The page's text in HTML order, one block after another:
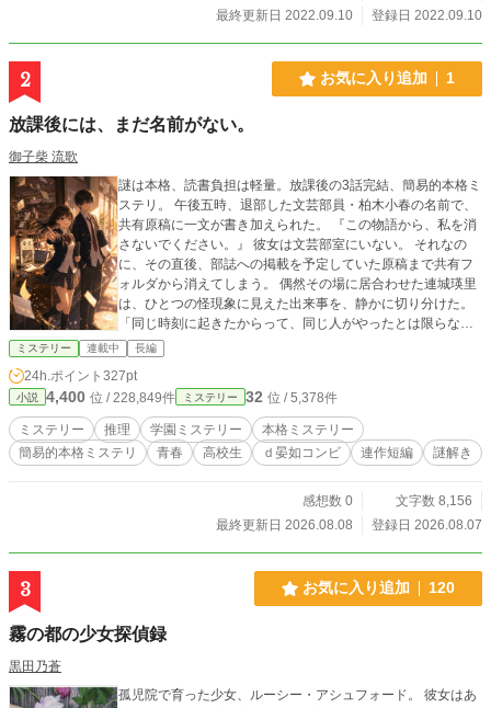
最終更新日 2022.09.10
登録日 2022.09.10
2 お気に入り追加 1
放課後には、まだ名前がない。
御子柴 流歌
謎は本格、読書負担は軽量。放課後の3話完結、簡易的本格ミ
ステリ。 午後五時、退部した文芸部員・柏木小春の名前で、
共有原稿に一文が書き加えられた。 『この物語から、私を消
さないでください。』 彼女は文芸部室にいない。 それなの
に、その直後、部誌への掲載を予定していた原稿まで共有フ
ォルダから消えてしまう。 偶然その場に居合わせた連城瑛里
は、ひとつの怪現象に見えた出来事を、静かに切り分けた。
「同じ時刻に起きたからって、同じ人がやったとは限らない
よ」 明るくからっとしているのに、説明の矛盾は見逃さない
連城瑛里。 人の言葉や感情の揺れを拾う、語り手の横溝圭
吾。 カップルでも、名探偵と助手でもない。 けれど、いつも
自然に隣にいる二人が、島田荘高校の放課後に起きる小さな
謎を解き明かしていく。 各事件は原則三話完結。 謎は本格、
読書負担は軽量。 気軽に読める学園連作ミステリ。 第一事件
―― 「退部した彼女が、午後五時に原稿を直した」
ミステリー 連載中 長編
24h.ポイント 327pt
小説 4,400 位 / 228,849件 ミステリー 32 位 / 5,378件
ミステリー 推理 学園ミステリー
本格ミステリー
簡易的本格ミステリ
青春 高校生 ｄ晏如コンビ 連作短編 謎解き
感想数 0
文字数 8,156
最終更新日 2026.08.08
登録日 2026.08.07
3 お気に入り追加 120
霧の都の少女探偵録
黒田乃蒼
孤児院で育った少女、ルーシー・アシュフォード。 彼女はあ